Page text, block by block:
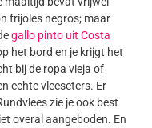
frijoles negros; maar
gallo pinto uit Costa
het bord en je krijgt het
bij de ropa vieja of
echte vleeseters. Er
zie je ook best
overal aangeboden. En